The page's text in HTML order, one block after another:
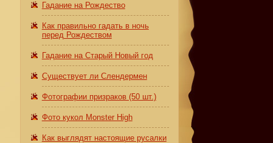
Гадание на Рождество
Как правильно гадать в ночь
перед Рождеством
Гадание на Старый Новый год
Существует ли Слендермен
Фотографии призраков (50 шт.)
Фото кукол Monster High
Как выглядят настоящие русалки